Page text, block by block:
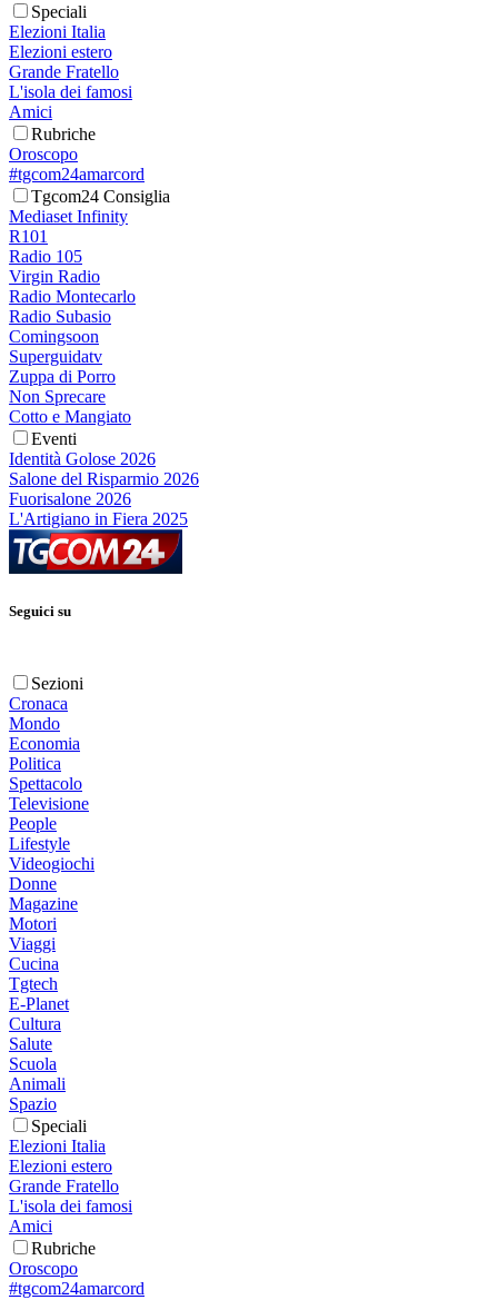
Speciali
Elezioni Italia
Elezioni estero
Grande Fratello
L'isola dei famosi
Amici
Rubriche
Oroscopo
#tgcom24amarcord
Tgcom24 Consiglia
Mediaset Infinity
R101
Radio 105
Virgin Radio
Radio Montecarlo
Radio Subasio
Comingsoon
Superguidatv
Zuppa di Porro
Non Sprecare
Cotto e Mangiato
Eventi
Identità Golose 2026
Salone del Risparmio 2026
Fuorisalone 2026
L'Artigiano in Fiera 2025
Seguici su
Sezioni
Cronaca
Mondo
Economia
Politica
Spettacolo
Televisione
People
Lifestyle
Videogiochi
Donne
Magazine
Motori
Viaggi
Cucina
Tgtech
E-Planet
Cultura
Salute
Scuola
Animali
Spazio
Speciali
Elezioni Italia
Elezioni estero
Grande Fratello
L'isola dei famosi
Amici
Rubriche
Oroscopo
#tgcom24amarcord